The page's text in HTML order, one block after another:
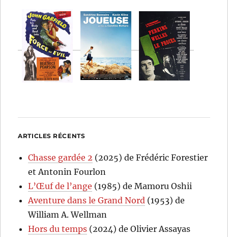
ARTICLES RÉCENTS
Chasse gardée 2 (2025) de Frédéric Forestier
et Antonin Fourlon
L’Œuf de l’ange (1985) de Mamoru Oshii
Aventure dans le Grand Nord (1953) de
William A. Wellman
Hors du temps (2024) de Olivier Assayas